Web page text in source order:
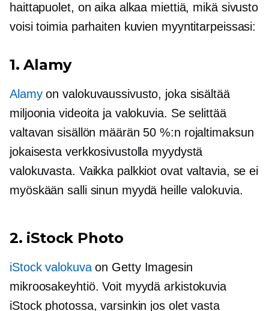
haittapuolet, on aika alkaa miettiä, mikä sivusto
voisi toimia parhaiten kuvien myyntitarpeissasi:
1. Alamy
Alamyon valokuvaussivusto, joka sisältää
miljoonia videoita ja valokuvia. Se selittää
valtavan sisällön määrän 50 %:n rojaltimaksun
jokaisesta verkkosivustolla myydystä
valokuvasta. Vaikka palkkiot ovat valtavia, se ei
myöskään salli sinun myydä heille valokuvia.
2. iStock Photo
iStock valokuvaon Getty Imagesin
mikroosakeyhtiö. Voit myydä arkistokuvia
iStock photossa, varsinkin jos olet vasta